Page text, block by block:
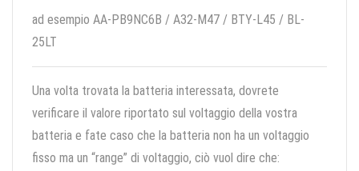
ad esempio AA-PB9NC6B / A32-M47 / BTY-L45 / BL-
25LT
Una volta trovata la batteria interessata, dovrete
verificare il valore riportato sul voltaggio della vostra
batteria e fate caso che la batteria non ha un voltaggio
fisso ma un “range” di voltaggio, ciò vuol dire che: